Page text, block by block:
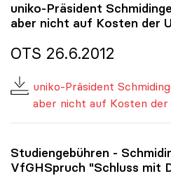
uniko-Präsident
aber nicht auf Kosten der
OTS 26.6.2012
uniko-Präsident
aber nicht auf Kosten der
Studiengebühren -
VfGHSpruch "Schluss mit